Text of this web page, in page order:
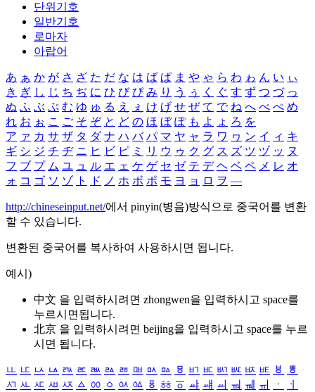
단위기호
일반기호
로마자
아랍어
あ ぁ か が さ ざ た だ な は ば ぱ ま や ゃ ら わ ゎ ん い ぃ
き ぎ し じ ち ぢ に ひ び ぴ み り う ぅ く ぐ す ず つ づ っ
ぬ ふ ぶ ぷ む ゆ ゅ る え ぇ け げ せ ぜ て で ね へ べ ぺ め
れ お ぉ こ ご そ ぞ と ど の ほ ぼ ぽ も よ ょ ろ を
ア ァ カ サ ザ タ ダ ナ ハ バ パ マ ヤ ャ ラ ワ ヮ ン イ ィ キ
ギ シ ジ チ ヂ ニ ヒ ビ ピ ミ リ ウ ゥ ク グ ス ズ ツ ヅ ッ ヌ
フ ブ プ ム ユ ュ ル エ ェ ケ ゲ セ ゼ テ デ ヘ ベ ペ メ レ オ
ォ コ ゴ ソ ゾ ト ド ノ ホ ボ ポ モ ヨ ョ ロ ヲ ―
http://chineseinput.net/에서 pinyin(병음)방식으로 중국어를 변환
할 수 있습니다.
변환된 중국어를 복사하여 사용하시면 됩니다.
예시)
中文 을 입력하시려면 zhongwen을 입력하시고 space를
누르시면됩니다.
北京 을 입력하시려면 beijing을 입력하시고 space를 누르
시면 됩니다.
ㅥ ㅦ ㅧ ㅨ ㅩ ㅪ ㅫ ㅬ ㅭ ㅮ ㅯ ㅰ ㅱ ㅲ ㅳ ㅴ ㅵ ㅶ ㅷ ㅸ
ㅹ
ㅺ ㅻ ㅼ ㅽ ㅾ ㅿ ㆀ ㆁ ㆂ ㆃ ㆄ ㆅ ㆆ ㆇ ㆈ ㆉ ㆊ ㆋ ㆌ ㆍ
ㆎ